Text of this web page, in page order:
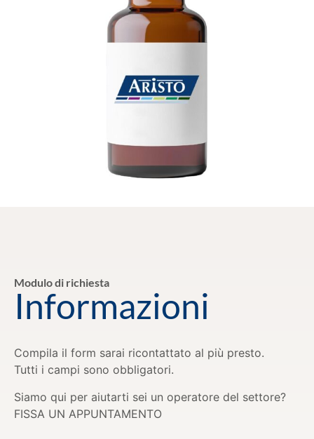
Modulo di richiesta
Informazioni
Compila il form sarai ricontattato al più presto.
Tutti i campi sono obbligatori.
Siamo qui per aiutarti sei un operatore del settore?
FISSA UN APPUNTAMENTO